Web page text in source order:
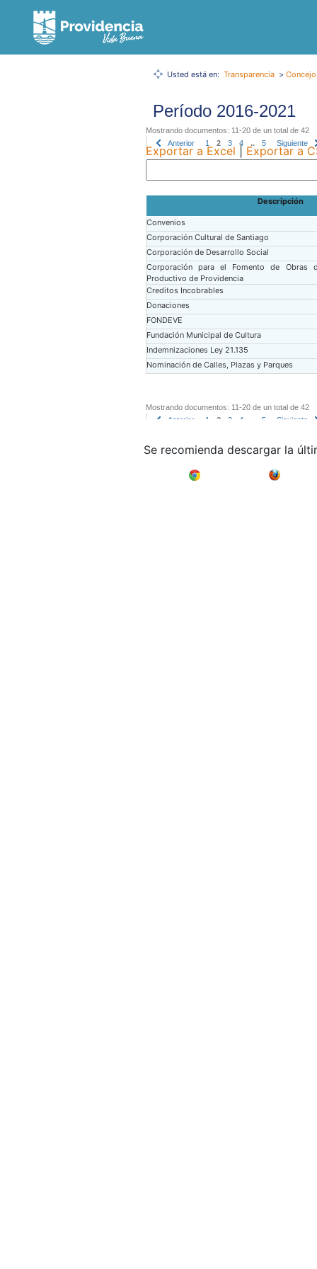
Usted está en: Transparencia >
Período 2016-2021
Mostrando documentos: 11-20 de un total de 42
Anterior
1 2 3 4 .. 5 Siguiente
Exportar a Excel Exportar a
Descripción
Convenios
Corporación Cultural de Santiago
Corporación de Desarrollo Social
Corporación para el Fomento de Obras
Productivo de Providencia
Creditos Incobrables
Donaciones
FONDEVE
Fundación Municipal de Cultura
Indemnizaciones Ley 21.135
Nominación de Calles, Plazas y Parques
Mostrando documentos: 11-20 de un total de 42
Anterior
1 2 3 4 5 Siguiente
Se recomienda descargar la